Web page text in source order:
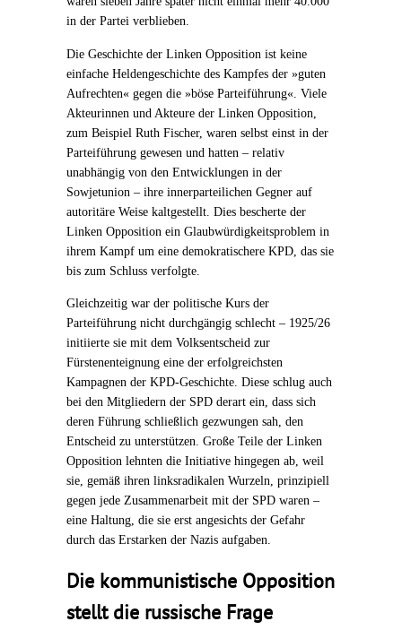
in der Partei verblieben.
Die Geschichte der Linken Opposition ist keine
einfache Heldengeschichte des Kampfes der »guten
Aufrechten« gegen die »böse Parteiführung«. Viele
Akteurinnen und Akteure der Linken Opposition,
zum Beispiel Ruth Fischer, waren selbst einst in der
Parteiführung gewesen und hatten – relativ
unabhängig von den Entwicklungen in der
Sowjetunion – ihre innerparteilichen Gegner auf
autoritäre Weise kaltgestellt. Dies bescherte der
Linken Opposition ein Glaubwürdigkeitsproblem in
ihrem Kampf um eine demokratischere KPD, das sie
bis zum Schluss verfolgte.
Gleichzeitig war der politische Kurs der
Parteiführung nicht durchgängig schlecht – 1925/26
initiierte sie mit dem Volksentscheid zur
Fürstenenteignung eine der erfolgreichsten
Kampagnen der KPD-Geschichte. Diese schlug auch
bei den Mitgliedern der SPD derart ein, dass sich
deren Führung schließlich gezwungen sah, den
Entscheid zu unterstützen. Große Teile der Linken
Opposition lehnten die Initiative hingegen ab, weil
sie, gemäß ihren linksradikalen Wurzeln, prinzipiell
gegen jede Zusammenarbeit mit der SPD waren –
eine Haltung, die sie erst angesichts der Gefahr
durch das Erstarken der Nazis aufgaben.
Die kommunistische Opposition
stellt die russische Frage